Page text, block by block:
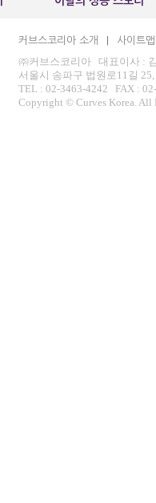
커브스코리아 소개 사이트맵
㈜커브스코리아 대표이사 :
서울시 송파구 법원로11길
TEL : 02-3463-4242 FAX :
Copyright © Curves Korea. All